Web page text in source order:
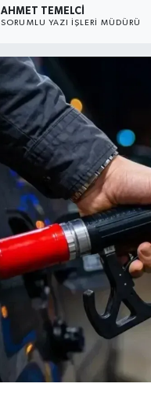
AHMET TEMELCI
SORUMLU YAZI İŞLERI MÜDÜRÜ